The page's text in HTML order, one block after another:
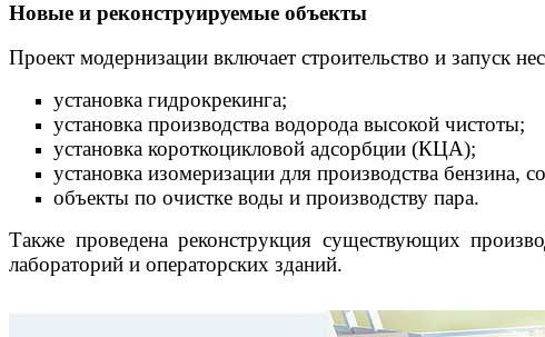
Новые и реконструируемые объекты
Проект модернизации включает строительство и запуск
установка гидрокрекинга;
установка производства водорода высокой чистоты;
установка короткоцикловой адсорбции (КЦА);
установка изомеризации для производства бензина,
объекты по очистке воды и производству пара.
Также проведена реконструкция существующих
лабораторий и операторских зданий.